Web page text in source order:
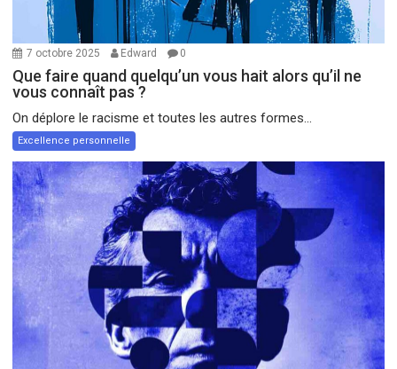
7 octobre 2025 Edward 0
Que faire quand quelqu’un vous hait alors qu’il ne
vous connaît pas ?
On déplore le racisme et toutes les autres formes...
Excellence personnelle